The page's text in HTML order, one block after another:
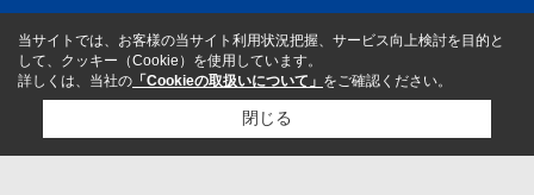
当サイトでは、お客様の当サイト利用状況把握、サービス向上検討を目的と
して、クッキー（Cookie）を使用しています。
詳しくは、当社の 「Cookieの取扱いについて」 をご確認ください。
閉じる